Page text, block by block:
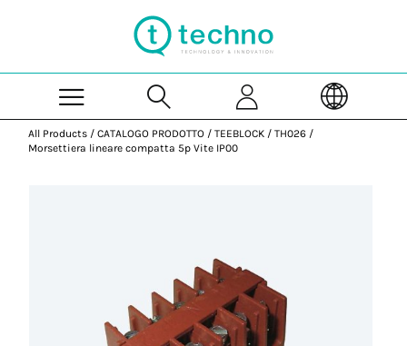
All Products / CATALOGO PRODOTTO / TEEBLOCK / TH026 /
Morsettiera lineare compatta 5p Vite IP00